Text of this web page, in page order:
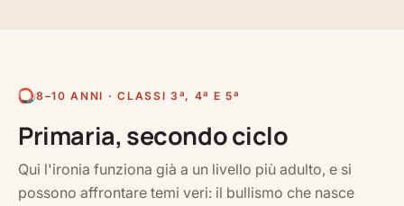
8–10 ANNI · CLASSI 3ª, 4ª E 5ª
Primaria, secondo ciclo
Qui l'ironia funziona già a un livello più adulto, e si
possono affrontare temi veri: il bullismo che nasce